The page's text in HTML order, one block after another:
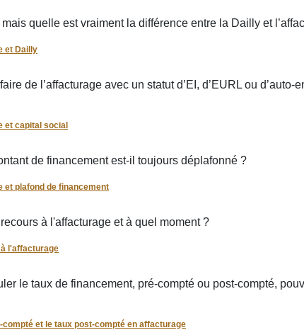
quelle est vraiment la différence entre la Dailly et
et Dailly
de l’affacturage avec un statut d’EI, d’EURL ou d’auto-
et capital social
de financement est-il toujours déplafonné ?
et plafond de financement
à l'affacturage et à quel moment ?
l'affacturage
le taux de financement, pré-compté ou post-compté,
compté et le taux post-compté en affacturage